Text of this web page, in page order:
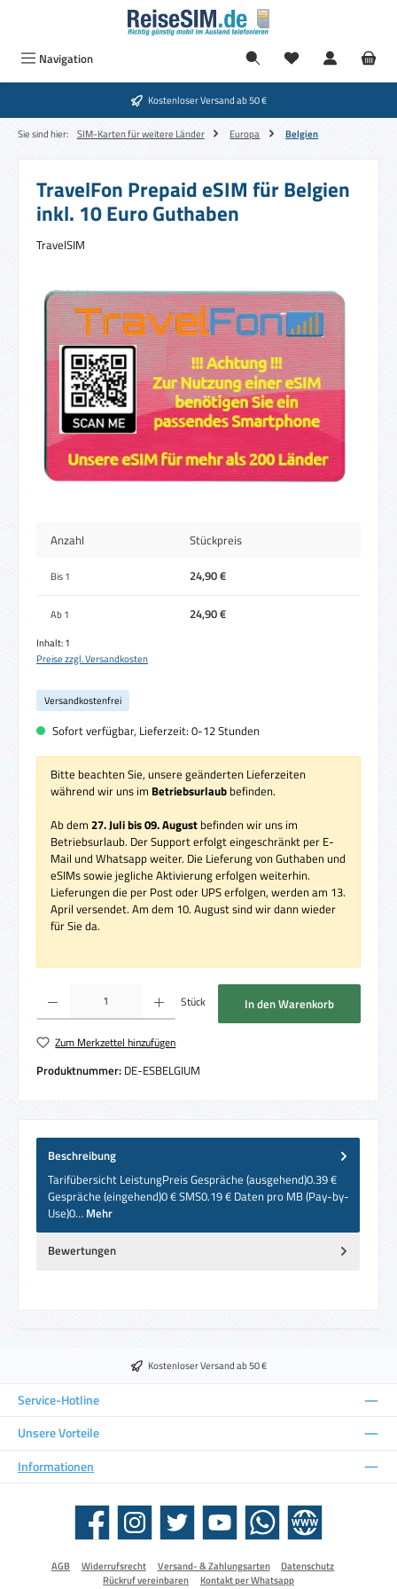
Zum Hauptinhalt springen
Navigation
Kostenloser Versand ab 50 €
Sie sind hier: SIM-Karten für weitere Länder Europa Belgien
TravelFon Prepaid eSIM für Belgien
inkl. 10 Euro Guthaben
TravelSIM
Bildergalerie überspringen
Anzahl Stückpreis
Bis1 24,90 €
Ab1 24,90 €
Inhalt:1
Preise zzgl. Versandkosten
Versandkostenfrei
Sofort verfügbar, Lieferzeit: 0-12 Stunden
Bitte beachten Sie, unsere geänderten Lieferzeiten
während wir uns im Betriebsurlaub befinden.
Ab dem 27. Juli bis 09. August befinden wir uns im
Betriebsurlaub. Der Support erfolgt eingeschränkt per E-
Mail und Whatsapp weiter. Die Lieferung von Guthaben und
eSIMs sowie jegliche Aktivierung erfolgen weiterhin.
Lieferungen die per Post oder UPS erfolgen, werden am 13.
April versendet. Am dem 10. August sind wir dann wieder
für Sie da.
Produkt Anzahl: Gib den gewünschten Wert ein oder benutze die Schaltflächen um
Stück In den Warenkorb
Zum Merkzettel hinzufügen
Produktnummer: DE-ESBELGIUM
Beschreibung
Tarifübersicht LeistungPreis Gespräche (ausgehend)0.39 €
Gespräche (eingehend)0 € SMS0.19 € Daten pro MB (Pay-by-
Use)0… Mehr
Bewertungen
Kostenloser Versand ab 50 €
Service-Hotline
Unsere Vorteile
Informationen
Facebook Instagram Twitter YouTube WhatsApp Website
AGB Widerrufsrecht Versand- & Zahlungsarten
Datenschutz
Rückruf vereinbaren
Kontakt per Whatsapp